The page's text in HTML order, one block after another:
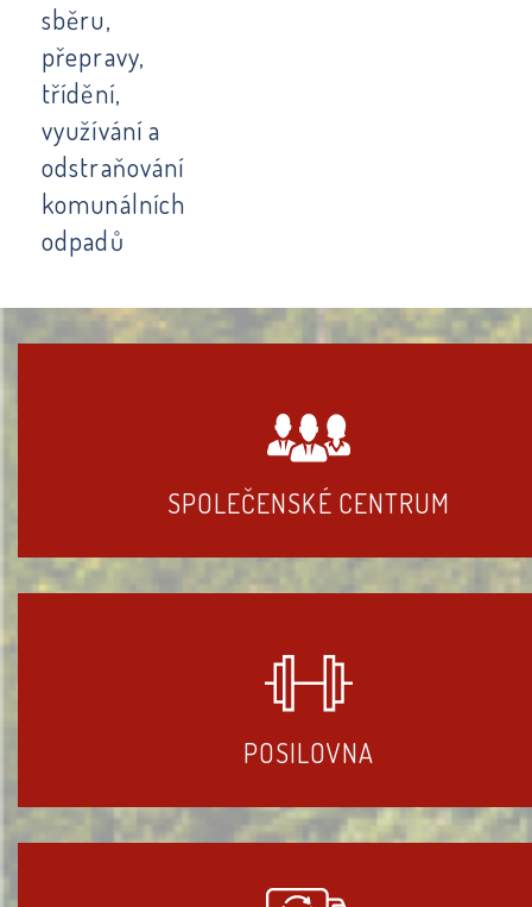
sběru,
přepravy,
třídění,
využívání a
odstraňování
komunálních
odpadů
SPOLEČENSKÉ CENTRUM
POSILOVNA